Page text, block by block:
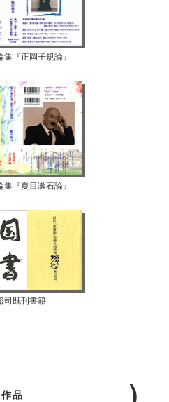
『正岡子規論』
『夏目漱石論』
司既刊書籍
作品